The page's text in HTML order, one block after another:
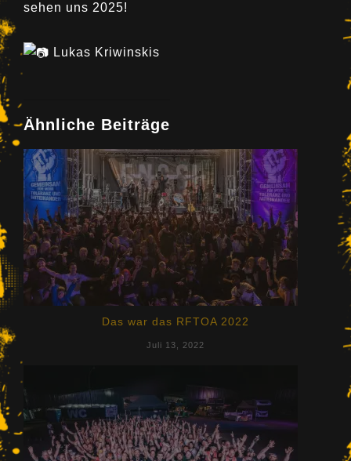
sehen uns 2025!
Lukas Kriwinskis
Ähnliche Beiträge
Das war das RFTOA 2022
Juli 13, 2022